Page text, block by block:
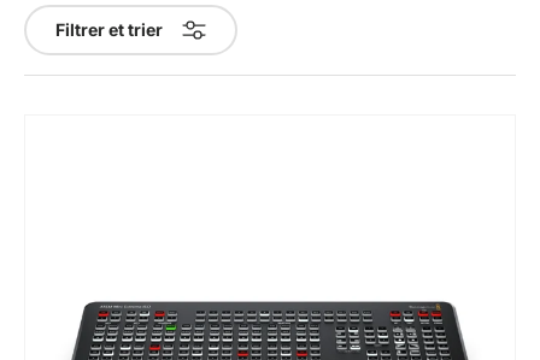
Filtrer et trier